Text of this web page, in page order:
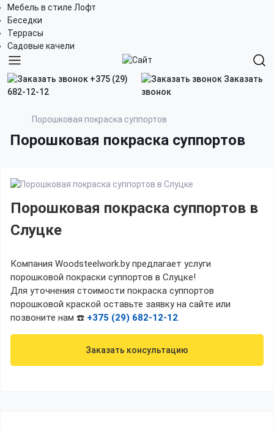
Мебель в стиле Лофт
Беседки
Террасы
Садовые качели
+375 (29)
682-12-12
Заказать
звонок
Порошковая покраска суппортов
Порошковая покраска суппортов
Порошковая покраска суппортов в
Слуцке
Компания Woodsteelwork.by предлагает услуги
порошковой покраски суппортов в Слуцке!
Для уточнения стоимости покраска суппортов
порошковой краской оставьте заявку на сайте или
позвоните нам ☎️ +375 (29) 682-12-12.
Заказать консультацию